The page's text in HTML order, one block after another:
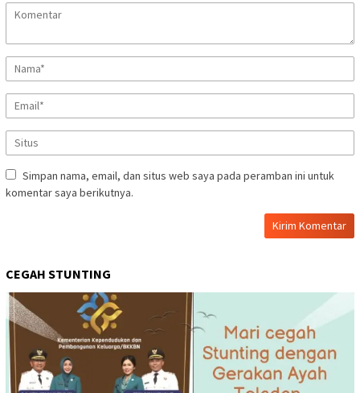
Simpan nama, email, dan situs web saya pada peramban ini untuk
komentar saya berikutnya.
CEGAH STUNTING